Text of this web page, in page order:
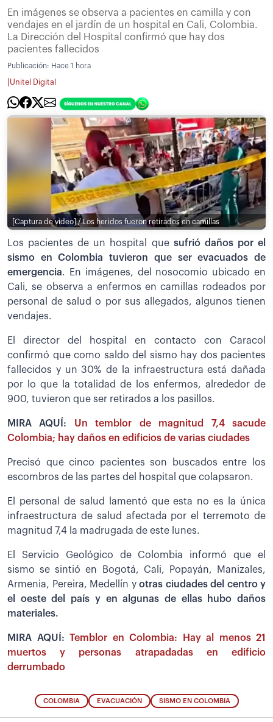
En imágenes se observa a pacientes en camilla y con
vendajes en el jardín de un hospital en Cali, Colombia.
La Dirección del Hospital confirmó que hay dos
pacientes fallecidos
Publicación: Hace 1 hora
Unitel Digital
[Captura de video] / Los heridos fueron retirados en camillas
Los pacientes de un hospital quesufrió daños por el
sismo en Colombia tuvieron que ser evacuados de
emergencia. En imágenes, del nosocomio ubicado en
Cali, se observa a enfermos en camillas rodeados por
personal de salud o por sus allegados, algunos tienen
vendajes.
El director del hospital en contacto con Caracol
confirmó que como saldo del sismo hay dos pacientes
fallecidos y un 30% de la infraestructura está dañada
por lo que la totalidad de los enfermos, alrededor de
900, tuvieron que ser retirados a los pasillos.
MIRA AQUÍ: Un temblor de magnitud 7,4 sacude
Colombia; hay daños en edificios de varias ciudades
Precisó que cinco pacientes son buscados entre los
escombros de las partes del hospital que colapsaron.
El personal de salud lamentó que esta no es la única
infraestructura de salud afectada por el terremoto de
magnitud 7,4 la madrugada de este lunes.
El Servicio Geológico de Colombia informó que el
sismo se sintió en Bogotá, Cali, Popayán, Manizales,
Armenia, Pereira, Medellín y otras ciudades del centro y
el oeste del país y en algunas de ellas hubo daños
materiales.
MIRA AQUÍ: Temblor en Colombia: Hay al menos 21
muertos y personas atrapadadas en edificio
derrumbado
COLOMBIA EVACUACIÓN SISMO EN COLOMBIA